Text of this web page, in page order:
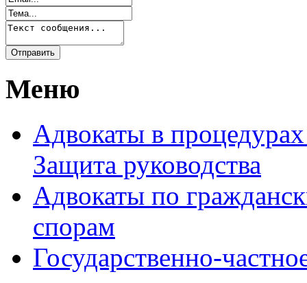
Меню
Адвокаты в
Защита руководства
Адвокаты по
спорам
Государственно-